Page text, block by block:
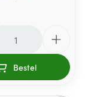
Bestel